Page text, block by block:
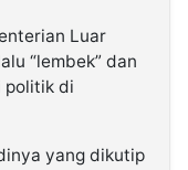
Luar
“lembek” dan
politik di
yang dikutip